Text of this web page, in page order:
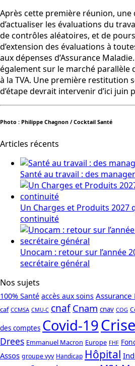
Après cette première réunion, une
d’actualiser les évaluations du
de contrôles aléatoires, et de
d’extension des évaluations à
aux dépenses d’Assurance
également sur le marché parallèle
à la TVA. Une première restitution
d’étape devrait intervenir d’ici juin
Photo : Philippe Chagnon / Cocktail Santé
Articles récents
Santé au travail : des
Un Charges et Produits 2027
continuité
Unocam : retour sur l’année
secrétaire général
Nos sujets
100% Santé accès aux soins Assurance
caf CCMSA CMU-C cnaf Cnam cnav COG
des comptes Covid-19
Drees Emmanuel Macron Europe FHF
Assos groupe vyv Handicap Hôpital